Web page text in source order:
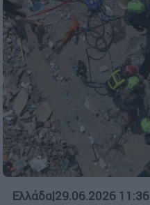
Ελλάδα|29.06.2026 11:36